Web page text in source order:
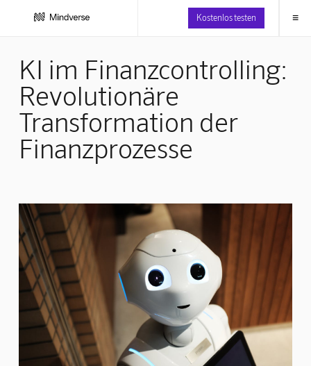
Kostenlos testen ≡
KI im Finanzcontrolling:
Revolutionäre
Transformation der
Finanzprozesse